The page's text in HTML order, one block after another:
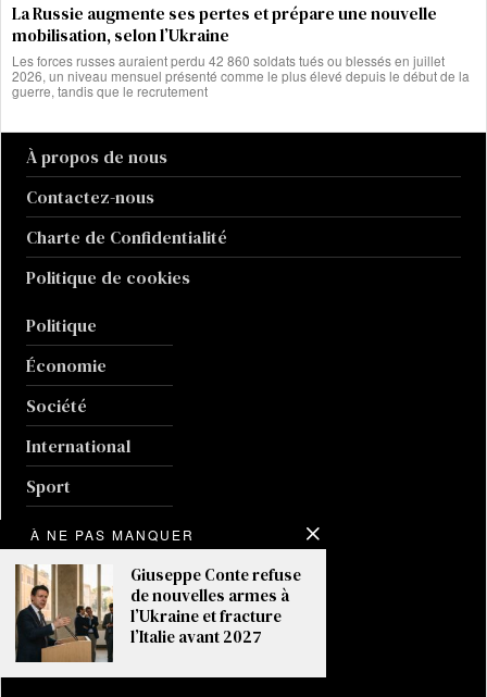
La Russie augmente ses pertes et prépare une nouvelle
mobilisation, selon l’Ukraine
Les forces russes auraient perdu 42 860 soldats tués ou blessés en juillet
2026, un niveau mensuel présenté comme le plus élevé depuis le début de la
guerre, tandis que le recrutement
À propos de nous
Contactez-nous
Charte de Confidentialité
Politique de cookies
Politique
Économie
Société
International
Sport
Culture
Guerre en Ukraine
Climat
À NE PAS MANQUER
Giuseppe Conte refuse
de nouvelles armes à
l’Ukraine et fracture
l’Italie avant 2027